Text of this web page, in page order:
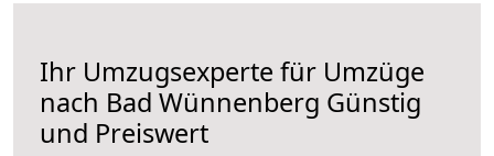
Ihr Umzugsexperte für Umzüge
nach Bad Wünnenberg Günstig
und Preiswert